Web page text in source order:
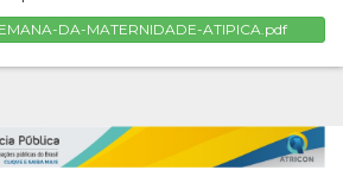
DA-MATERNIDADE-ATIPICA.pdf